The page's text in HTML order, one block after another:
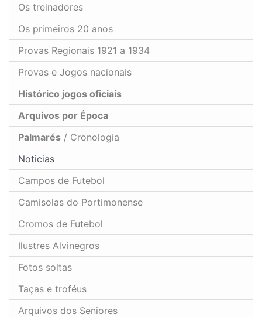
Os treinadores
Os primeiros 20 anos
Provas Regionais 1921 a 1934
Provas e Jogos nacionais
Histórico jogos oficiais
Arquivos por Época
Palmarés / Cronologia
Noticias
Campos de Futebol
Camisolas do Portimonense
Cromos de Futebol
Ilustres Alvinegros
Fotos soltas
Taças e troféus
Arquivos dos Seniores